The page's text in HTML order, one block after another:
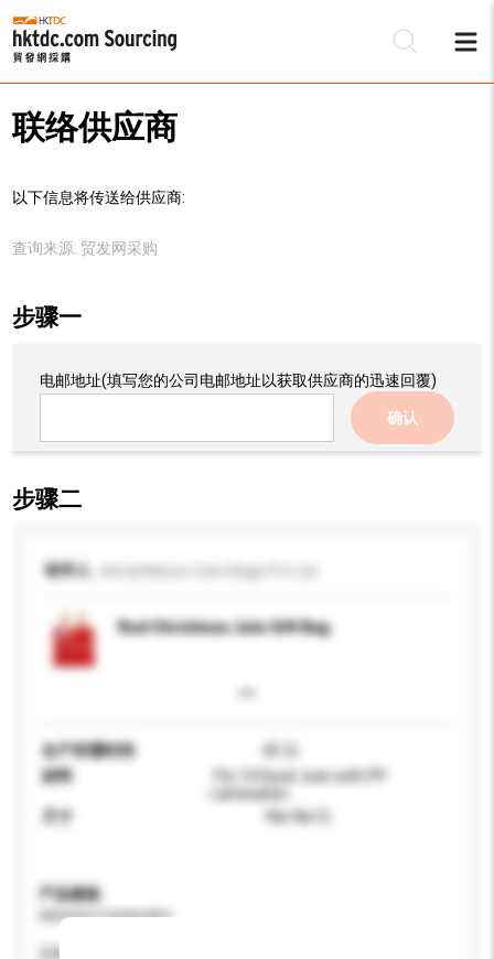
联络供应商
以下信息将传送给供应商:
查询来源: 贸发网采购
步骤一
电邮地址(填写您的公司电邮地址以获取供应商的迅速回覆)
确认
步骤二
收件人
Red Christmas Jute Gift Bag
生产所需时间
45 日
材料
15x 14 Dyed Jute with PP
Lamination
18x18x12
产品规格
请提供您对产品的特定要求。